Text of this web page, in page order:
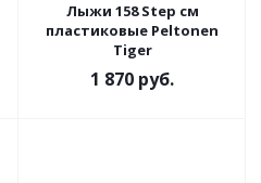
Лыжи 158 Step см
пластиковые Peltonen
Tiger
1 870 руб.